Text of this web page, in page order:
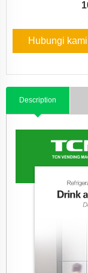
Hubungi kami
Description